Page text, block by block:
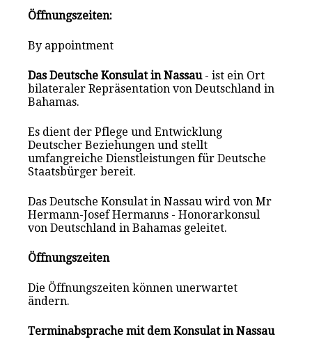
Öffnungszeiten:
By appointment
Das Deutsche Konsulat in Nassau- ist ein Ort
bilateraler Repräsentation von Deutschland in
Bahamas.
Es dient der Pflege und Entwicklung
Deutscher Beziehungen und stellt
umfangreiche Dienstleistungen für Deutsche
Staatsbürger bereit.
Das Deutsche Konsulat in Nassau wird von Mr
Hermann-Josef Hermanns - Honorarkonsul
von Deutschland in Bahamas geleitet.
Öffnungszeiten
Die Öffnungszeiten können unerwartet
ändern.
Terminabsprache mit dem Konsulat in Nassau